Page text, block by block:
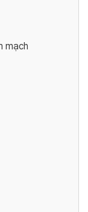
mạch